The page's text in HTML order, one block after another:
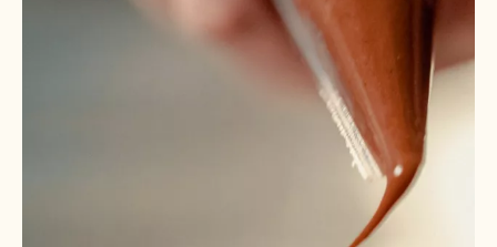
yaratmaktan ibaret değil. Aynı zamanda
çiftçilerden artizanlara, şeflerden
müşterilerimize kadar herkesle el ele, herkes
için daha iyi bir geleceği şekillendiriyoruz. HEP
BİRLİKTE USTALIĞIMIZI KONUŞTURUYORUZ."